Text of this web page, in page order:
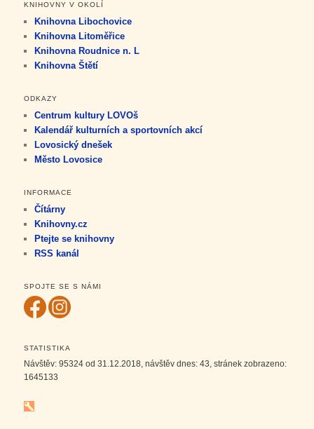
KNIHOVNY V OKOLÍ
Knihovna Libochovice
Knihovna Litoměřice
Knihovna Roudnice n. L
Knihovna Štětí
ODKAZY
Centrum kultury LOVOš
Kalendář kulturních a sportovních akcí
Lovosický dnešek
Město Lovosice
INFORMACE
Čítárny
Knihovny.cz
Ptejte se knihovny
RSS kanál
SPOJTE SE S NÁMI
STATISTIKA
Návštěv:95324 od 31.12.2018, návštěv dnes:43, stránek zobrazeno:
1645133